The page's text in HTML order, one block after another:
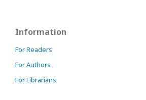
Information
For Readers
For Authors
For Librarians